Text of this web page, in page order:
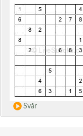
Svår